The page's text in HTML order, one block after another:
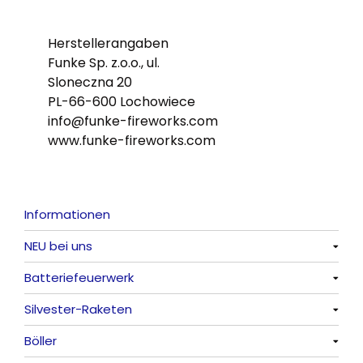
Herstellerangaben
Funke Sp. z.o.o., ul.
Sloneczna 20
PL-66-600 Lochowiece
info@funke-fireworks.com
www.funke-fireworks.com
Informationen
NEU bei uns
Alle anzeigen
Batteriefeuerwerk
Alle anzeigen
Silvester-Raketen
Alle anzeigen
Böller